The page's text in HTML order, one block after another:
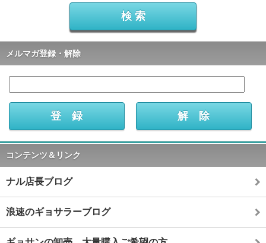
メルマガ登録・解除
コンテンツ＆リンク
ナル店長ブログ
浪速のギョサラーブログ